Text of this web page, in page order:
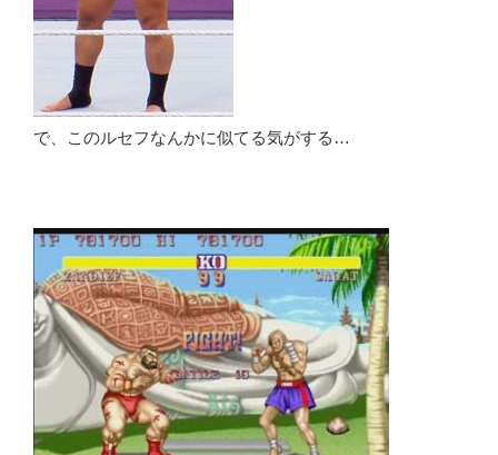
で、このルセフなんかに似てる気がする…